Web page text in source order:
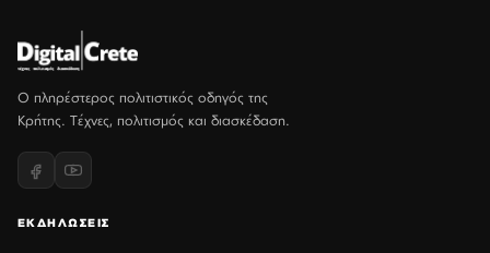
Ο πληρέστερος πολιτιστικός οδηγός της
Κρήτης. Τέχνες, πολιτισμός και διασκέδαση.
ΕΚΔΗΛΩΣΕΙΣ